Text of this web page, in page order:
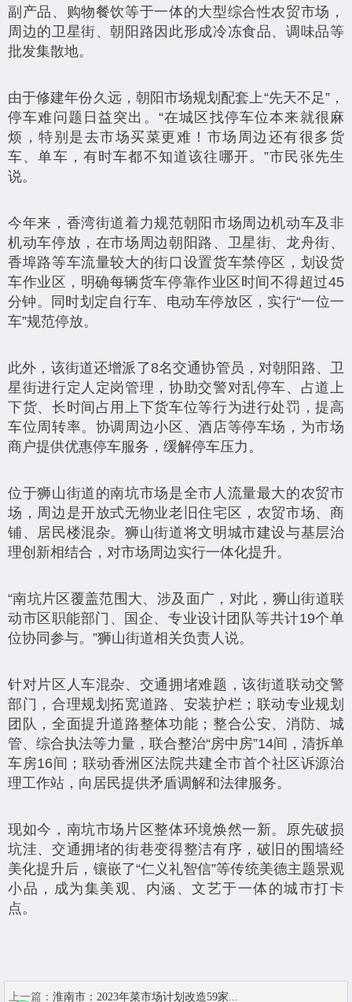
副产品、购物餐饮等于一体的大型综合性农贸市场，
周边的卫星街、朝阳路因此形成冷冻食品、调味品等
批发集散地。
由于修建年份久远，朝阳市场规划配套上“先天不足”，
停车难问题日益突出。“在城区找停车位本来就很麻
烦，特别是去市场买菜更难！市场周边还有很多货
车、单车，有时车都不知道该往哪开。”市民张先生
说。
今年来，香湾街道着力规范朝阳市场周边机动车及非
机动车停放，在市场周边朝阳路、卫星街、龙舟街、
香埠路等车流量较大的街口设置货车禁停区，划设货
车作业区，明确每辆货车停靠作业区时间不得超过45
分钟。同时划定自行车、电动车停放区，实行“一位一
车”规范停放。
此外，该街道还增派了8名交通协管员，对朝阳路、卫
星街进行定人定岗管理，协助交警对乱停车、占道上
下货、长时间占用上下货车位等行为进行处罚，提高
车位周转率。协调周边小区、酒店等停车场，为市场
商户提供优惠停车服务，缓解停车压力。
位于狮山街道的南坑市场是全市人流量最大的农贸市
场，周边是开放式无物业老旧住宅区，农贸市场、商
铺、居民楼混杂。狮山街道将文明城市建设与基层治
理创新相结合，对市场周边实行一体化提升。
“南坑片区覆盖范围大、涉及面广，对此，狮山街道联
动市区职能部门、国企、专业设计团队等共计19个单
位协同参与。”狮山街道相关负责人说。
针对片区人车混杂、交通拥堵难题，该街道联动交警
部门，合理规划拓宽道路、安装护栏；联动专业规划
团队，全面提升道路整体功能；整合公安、消防、城
管、综合执法等力量，联合整治“房中房”14间，清拆单
车房16间；联动香洲区法院共建全市首个社区诉源治
理工作站，向居民提供矛盾调解和法律服务。
现如今，南坑市场片区整体环境焕然一新。原先破损
坑洼、交通拥堵的街巷变得整洁有序，破旧的围墙经
美化提升后，镶嵌了“仁义礼智信”等传统美德主题景观
小品，成为集美观、内涵、文艺于一体的城市打卡
点。
上一篇： 淮南市：2023年菜市场计划改造59家...